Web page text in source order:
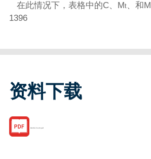
在此情况下，表格中的C、Mt、和M
1396
资料下载
R165171120.pdf